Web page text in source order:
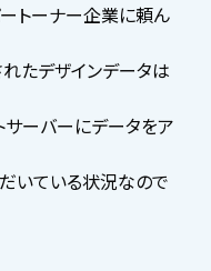
トーナー企業に頼ん
たデザインデータは
ーバーにデータをア
いている状況なので